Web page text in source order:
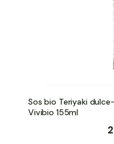
Sos bio Teriyaki
Vivibio 155ml